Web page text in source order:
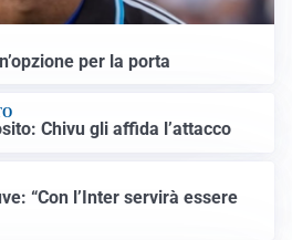
per la porta
Chivu gli affida l’attacco
“Con l’Inter servirà essere